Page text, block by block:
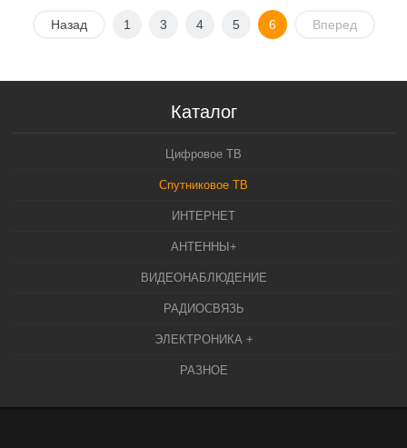
Назад 1 3 4 5 6 Вперед
Каталог
Цифровое ТВ
Спутниковое ТВ
ИНТЕРНЕТ
АНТЕННЫ+
ВИДЕОНАБЛЮДЕНИЕ
РАДИОСВЯЗЬ
ЭЛЕКТРОНИКА +
РАЗНОЕ